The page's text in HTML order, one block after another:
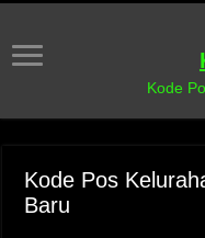
Kode
Kode Pos
Baru